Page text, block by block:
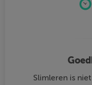
Slimleren is